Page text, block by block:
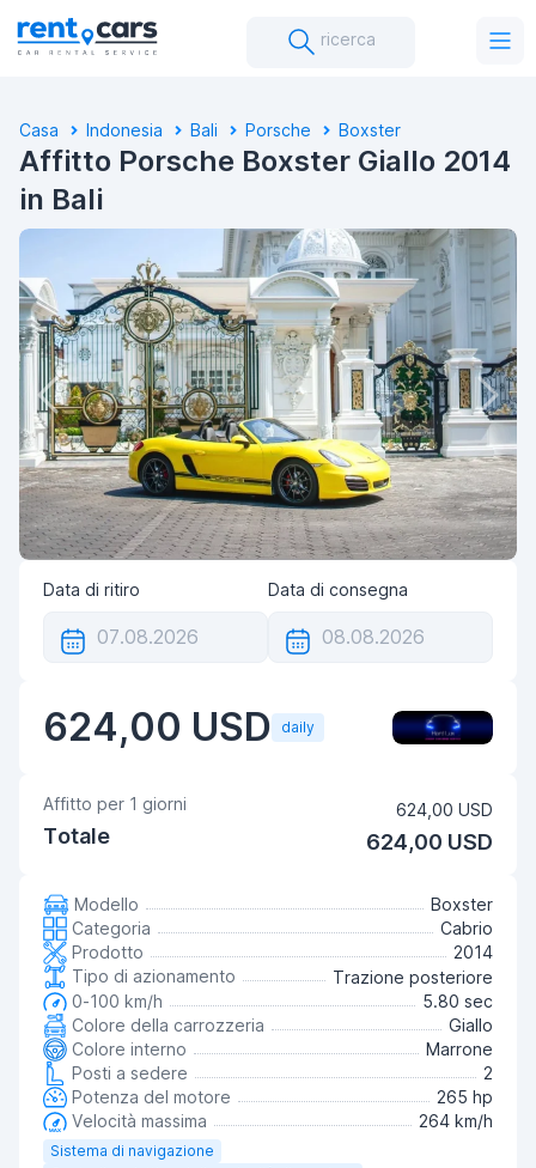
ricerca
Casa Indonesia Bali Porsche Boxster
Affitto Porsche Boxster Giallo 2014
in Bali
Data di ritiro Data di consegna
624,00 USD daily
Affitto per 1 giorni 624,00 USD
Totale 624,00 USD
Modello
Boxster
Categoria
Cabrio
Prodotto
2014
Tipo di azionamento
Trazione posteriore
0-100 km/h
5.80 sec
Colore della carrozzeria
Giallo
Colore interno
Marrone
Posti a sedere
2
Potenza del motore
265 hp
Velocità massima
264 km/h
Sistema di navigazione